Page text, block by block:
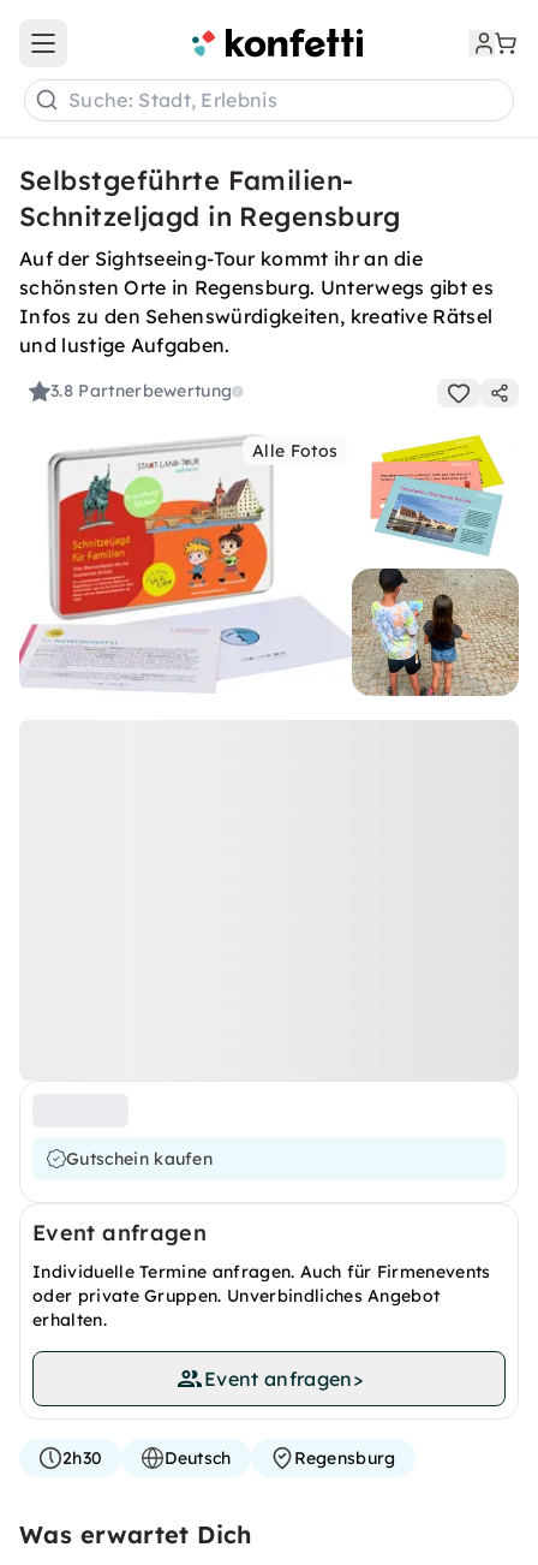
Open main menu
Suche: Stadt, Erlebnis
Selbstgeführte Familien-
Schnitzeljagd in Regensburg
Auf der Sightseeing-Tour kommt ihr an die
schönsten Orte in Regensburg. Unterwegs gibt es
Infos zu den Sehenswürdigkeiten, kreative Rätsel
und lustige Aufgaben.
3.8 Partnerbewertung
Alle Fotos
Gutschein kaufen
Event anfragen
Individuelle Termine anfragen. Auch für Firmenevents
oder private Gruppen. Unverbindliches Angebot
erhalten.
Event anfragen>
2h30 Deutsch Regensburg
Was erwartet Dich